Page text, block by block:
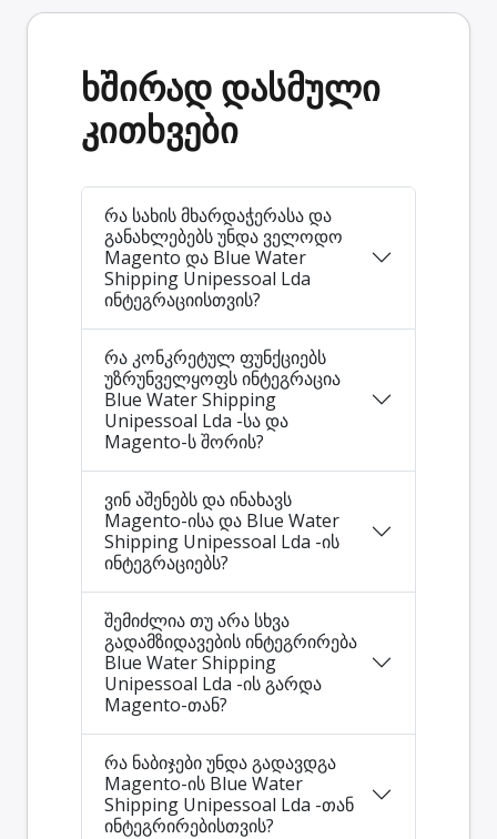
ხშირად დასმული
კითხვები
რა სახის მხარდაჭერასა და
განახლებებს უნდა ველოდო
Magento და Blue Water
Shipping Unipessoal Lda
ინტეგრაციისთვის?
რა კონკრეტულ ფუნქციებს
უზრუნველყოფს ინტეგრაცია
Blue Water Shipping
Unipessoal Lda -სა და
Magento-ს შორის?
ვინ აშენებს და ინახავს
Magento-ისა და Blue Water
Shipping Unipessoal Lda -ის
ინტეგრაციებს?
შემიძლია თუ არა სხვა
გადამზიდავების ინტეგრირება
Blue Water Shipping
Unipessoal Lda -ის გარდა
Magento-თან?
რა ნაბიჯები უნდა გადავდგა
Magento-ის Blue Water
Shipping Unipessoal Lda -თან
ინტეგრირებისთვის?